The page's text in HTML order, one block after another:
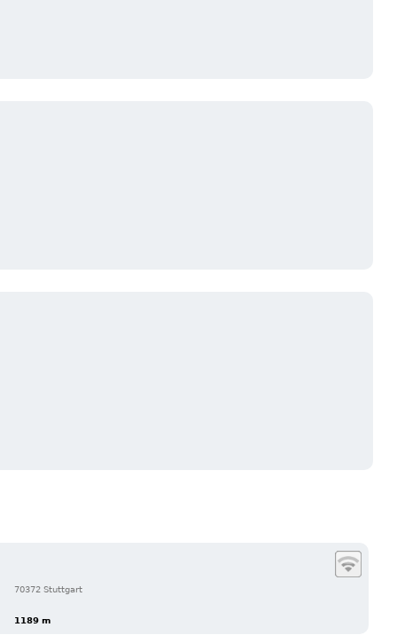
70372 Stuttgart
1189 m